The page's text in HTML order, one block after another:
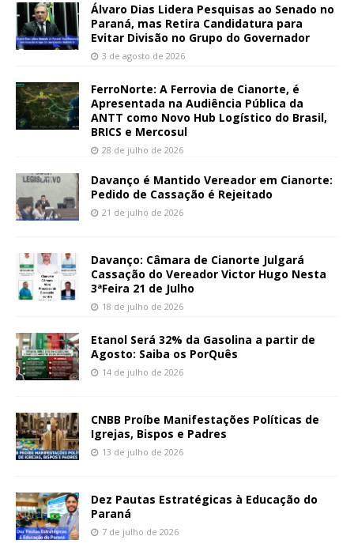
Álvaro Dias Lidera Pesquisas ao Senado no
Paraná, mas Retira Candidatura para
Evitar Divisão no Grupo do Governador
3 de agosto de 2026
FerroNorte: A Ferrovia de Cianorte, é
Apresentada na Audiência Pública da
ANTT como Novo Hub Logístico do Brasil,
BRICS e Mercosul
28 de julho de 2026
Davanço é Mantido Vereador em Cianorte:
Pedido de Cassação é Rejeitado
21 de julho de 2026
Davanço: Câmara de Cianorte Julgará
Cassação do Vereador Victor Hugo Nesta
3ªFeira 21 de Julho
18 de julho de 2026
Etanol Será 32% da Gasolina a partir de
Agosto: Saiba os PorQuês
14 de julho de 2026
CNBB Proíbe Manifestações Políticas de
Igrejas, Bispos e Padres
13 de julho de 2026
Dez Pautas Estratégicas à Educação do
Paraná
7 de julho de 2026